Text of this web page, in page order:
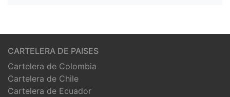
CARTELERA DE PAISES
Cartelera de Colombia
Cartelera de Chile
Cartelera de Ecuador